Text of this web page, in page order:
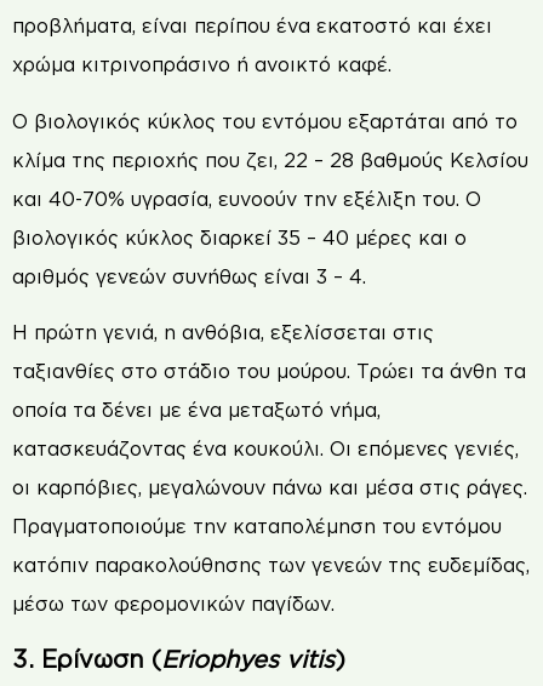
προβλήματα, είναι περίπου ένα εκατοστό και έχει
χρώμα κιτρινοπράσινο ή ανοικτό καφέ.
Ο βιολογικός κύκλος του εντόμου εξαρτάται από το
κλίμα της περιοχής που ζει, 22 – 28 βαθμούς Κελσίου
και 40-70% υγρασία, ευνοούν την εξέλιξη του. Ο
βιολογικός κύκλος διαρκεί 35 – 40 μέρες και ο
αριθμός γενεών συνήθως είναι 3 – 4.
Η πρώτη γενιά, η ανθόβια, εξελίσσεται στις
ταξιανθίες στο στάδιο του μούρου. Τρώει τα άνθη τα
οποία τα δένει με ένα μεταξωτό νήμα,
κατασκευάζοντας ένα κουκούλι. Οι επόμενες γενιές,
οι καρπόβιες, μεγαλώνουν πάνω και μέσα στις ράγες.
Πραγματοποιούμε την καταπολέμηση του εντόμου
κατόπιν παρακολούθησης των γενεών της ευδεμίδας,
μέσω των φερομονικών παγίδων.
3. Ερίνωση (Eriophyes vitis)